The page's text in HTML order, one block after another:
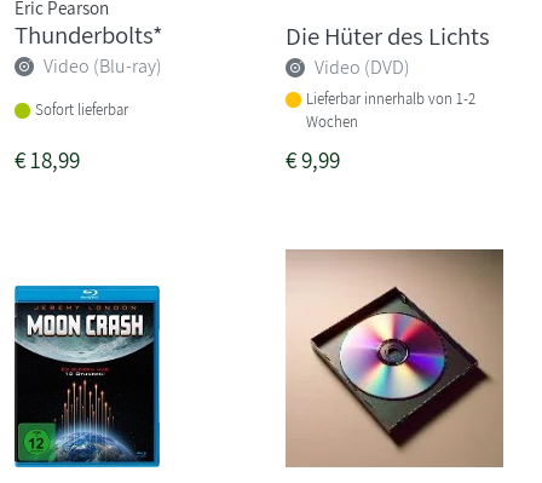
Eric Pearson
Thunderbolts*
Video (Blu-ray)
Sofort lieferbar
€18,99
Die Hüter des Lichts
Video (DVD)
Lieferbar innerhalb von 1-2
Wochen
€9,99